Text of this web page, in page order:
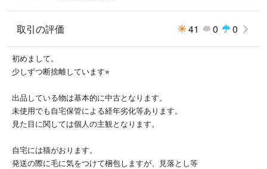
取引の評価 41 0 0
初めまして。
少しずつ断捨離しています⭐︎
出品している物は基本的に中古となります。
未使用でも自宅保管による経年劣化等あります。
見た目に関しては個人の主観となります。
自宅には猫がおります。
発送の際に毛に気をつけて梱包しますが、見落とし等